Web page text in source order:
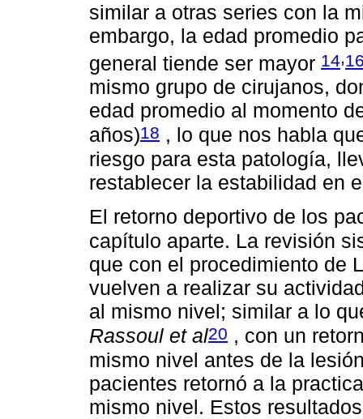
similar a otras series con la
embargo, la edad promedio
general tiende ser mayor 14,
mismo grupo de cirujanos,
edad promedio al momento
años)18 , lo que nos habla
riesgo para esta patología,
restablecer la estabilidad en
El retorno deportivo de los
capítulo aparte. La revisión
que con el procedimiento de
vuelven a realizar su
al mismo nivel; similar a lo
Rassoul et al20 , con un
mismo nivel antes de la
pacientes retornó a la
mismo nivel. Estos